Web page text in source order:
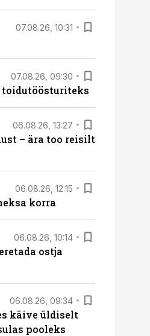
07.08.26, 10:31
07.08.26, 09:30
toidutöösturiteks
06.08.26, 13:27
– ära too reisilt
06.08.26, 12:15
korra
06.08.26, 10:14
ostja
06.08.26, 09:34
käive üldiselt
pooleks